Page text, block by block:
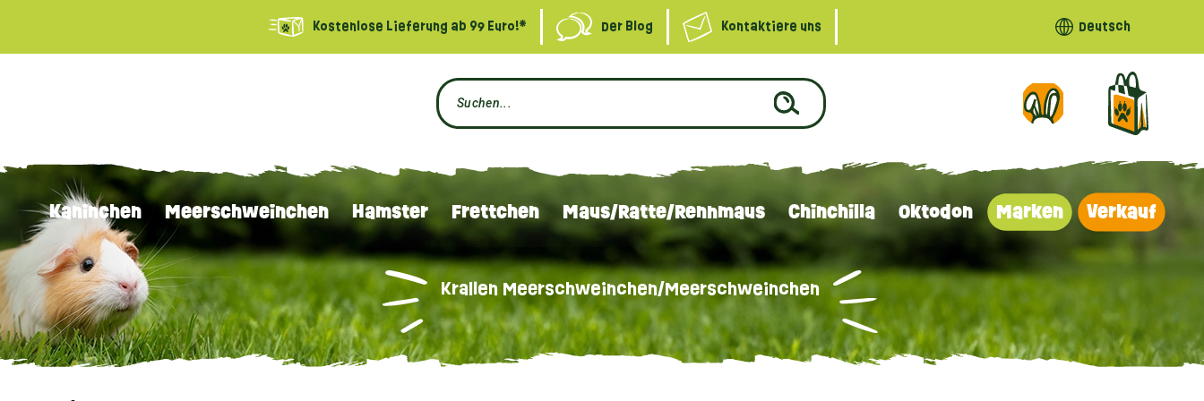
Kostenlose Lieferung ab 99 Euro!* Der Blog Kontaktiere uns Deutsch
Kaninchen Meerschweinchen Hamster Frettchen Maus/Ratte/Rennmaus Chinchilla Oktodon Marken Verkauf
Krallen Meerschweinchen/Meerschweinchen